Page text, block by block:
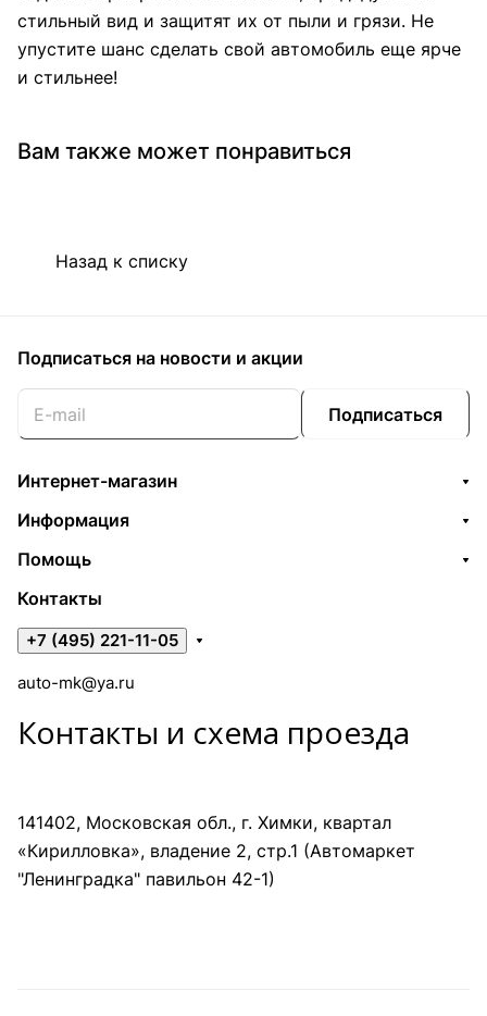
стильный вид и защитят их от пыли и грязи. Не
упустите шанс сделать свой автомобиль еще ярче
и стильнее!
Вам также может понравиться
Назад к списку
Подписаться на новости и акции
Подписаться
Интернет-магазин
Информация
Помощь
Контакты
+7 (495) 221-11-05
auto-mk@ya.ru
Контакты и схема проезда
141402, Московская обл., г. Химки, квартал
«Кирилловка», владение 2, стр.1 (Автомаркет
"Ленинградка" павильон 42-1)